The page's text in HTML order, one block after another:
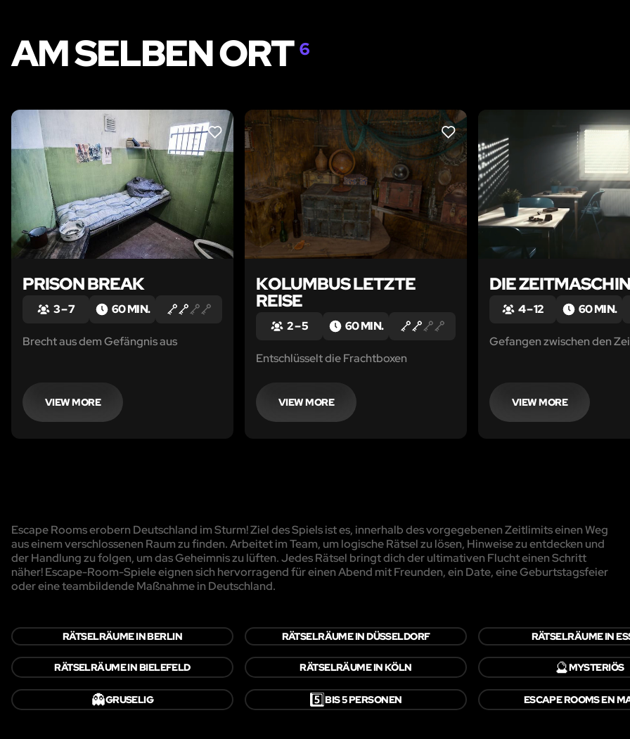
AM SELBEN ORT 6
LIKE
PRISON BREAK
3 – 7 60 MIN.
Brecht aus dem Gefängnis aus
VIEW MORE
LIKE
KOLUMBUS LETZTE
REISE
2 – 5 60 MIN.
Entschlüsselt die Frachtboxen
VIEW MORE
DIE
4 – 12 60 MIN.
Gefangen zwischen den
VIEW MORE
Escape Rooms erobern Deutschland im Sturm! Ziel des Spiels ist es, innerhalb des vorgegebenen Zeitlimits einen Weg
aus einem verschlossenen Raum zu finden. Arbeitet im Team, um logische Rätsel zu lösen, Hinweise zu entdecken und
der Handlung zu folgen, um das Geheimnis zu lüften. Jedes Rätsel bringt dich der ultimativen Flucht einen Schritt
näher! Escape-Room-Spiele eignen sich hervorragend für einen Abend mit Freunden, ein Date, eine Geburtstagsfeier
oder eine teambildende Maßnahme in Deutschland.
RÄTSELRÄUME IN BERLIN RÄTSELRÄUME IN DÜSSELDORF RÄTSELRÄUME IN
RÄTSELRÄUME IN BIELEFELD RÄTSELRÄUME IN KÖLN 🔮MYSTERIÖS
👻GRUSELIG 5️⃣BIS 5 PERSONEN ESCAPE ROOMS EN